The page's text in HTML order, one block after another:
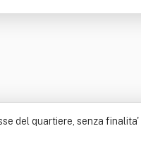
del quartiere, senza finalita'